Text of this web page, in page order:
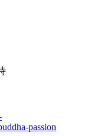
passion